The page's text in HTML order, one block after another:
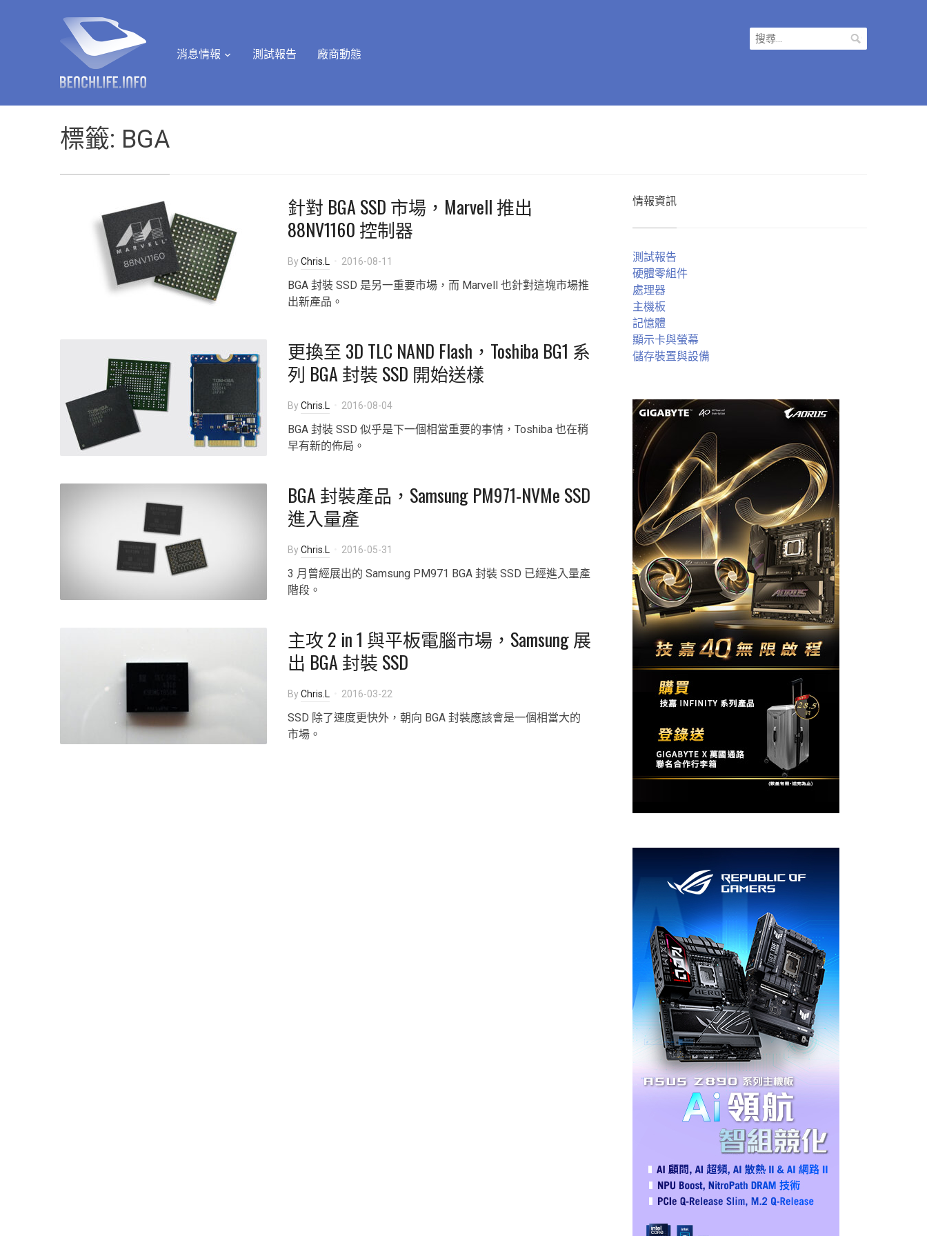
消息情報 測試報告 廠商動態
搜
尋
標籤: BGA
針對 BGA SSD 市場，Marvell 推出
88NV1160 控制器
ByChris.L 2016-08-11
BGA 封裝 SSD 是另一重要市場，而 Marvell 也針對這塊市場推
出新產品。
更換至 3D TLC NAND Flash，Toshiba BG1 系
列 BGA 封裝 SSD 開始送樣
ByChris.L 2016-08-04
BGA 封裝 SSD 似乎是下一個相當重要的事情，Toshiba 也在稍
早有新的佈局。
BGA 封裝產品，Samsung PM971-NVMe SSD
進入量產
ByChris.L 2016-05-31
3 月曾經展出的 Samsung PM971 BGA 封裝 SSD 已經進入量產
階段。
主攻 2 in 1 與平板電腦市場，Samsung 展
出 BGA 封裝 SSD
ByChris.L 2016-03-22
SSD 除了速度更快外，朝向 BGA 封裝應該會是一個相當大的
市場。
情報資訊
測試報告
硬體零組件
處理器
主機板
記憶體
顯示卡與螢幕
儲存裝置與設備